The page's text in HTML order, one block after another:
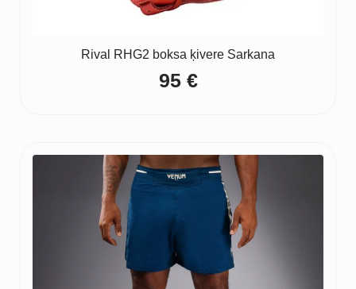
Rival RHG2 boksa ķivere Sarkana
95 €